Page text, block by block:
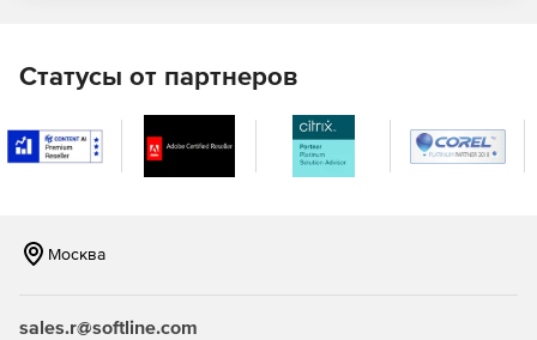
Сравнение нескольких схем и таблиц одновременно.
Различия в DDL для объектов схемы.
Графическое представление строк и столбцов
Настройка точных развертываний для изменений схемы
Статусы от партнеров
Москва
sales.r@softline.com